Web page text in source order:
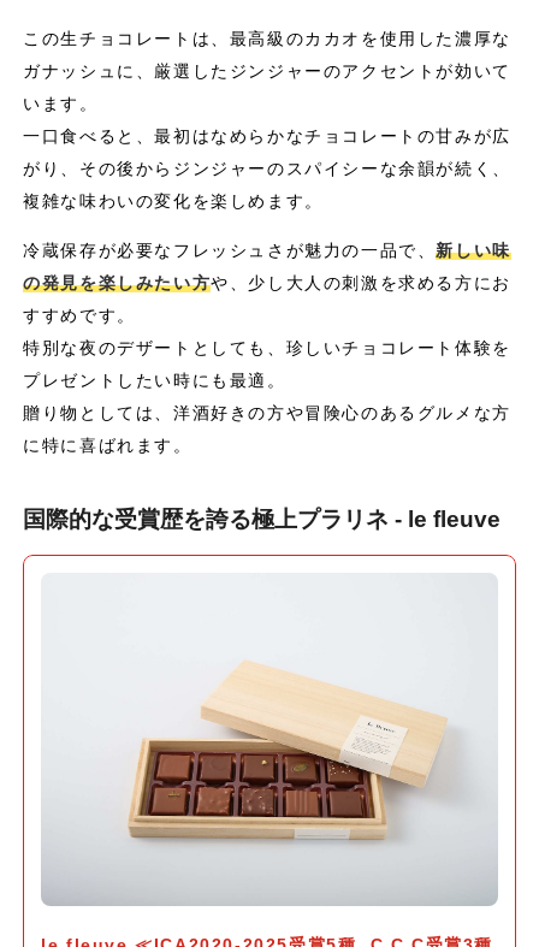
この生チョコレートは、最高級のカカオを使用した濃厚な
ガナッシュに、厳選したジンジャーのアクセントが効いて
います。
一口食べると、最初はなめらかなチョコレートの甘みが広
がり、その後からジンジャーのスパイシーな余韻が続く、
複雑な味わいの変化を楽しめます。
冷蔵保存が必要なフレッシュさが魅力の一品で、新しい味
の発見を楽しみたい方や、少し大人の刺激を求める方にお
すすめです。
特別な夜のデザートとしても、珍しいチョコレート体験を
プレゼントしたい時にも最適。
贈り物としては、洋酒好きの方や冒険心のあるグルメな方
に特に喜ばれます。
国際的な受賞歴を誇る極上プラリネ - le fleuve